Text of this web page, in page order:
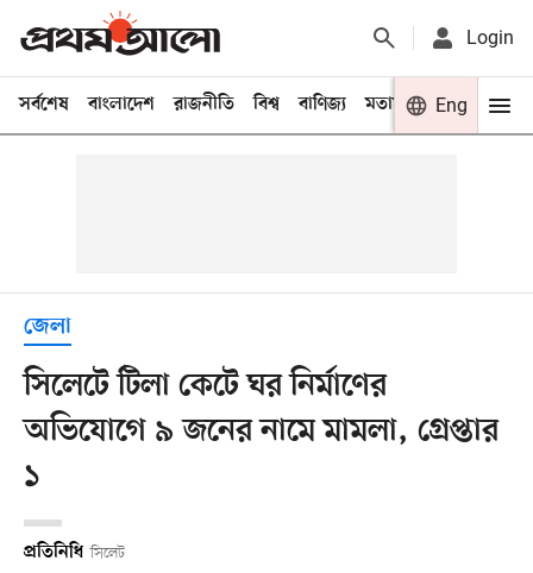
Login
সর্বশেষ বাংলাদেশ রাজনীতি বিশ্ব বাণিজ্য মতামত খেলা
Eng
জেলা
সিলেটে টিলা কেটে ঘর নির্মাণের
অভিযোগে ৯ জনের নামে মামলা, গ্রেপ্তার
১
প্রতিনিধি সিলেট